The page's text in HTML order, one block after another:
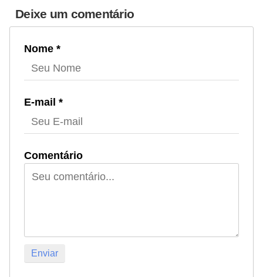
Deixe um comentário
Nome *
E-mail *
Comentário